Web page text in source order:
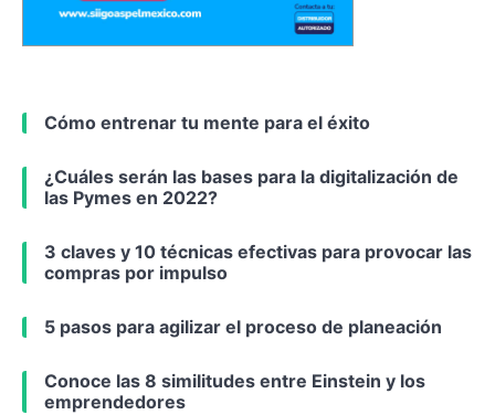
Cómo entrenar tu mente para el éxito
¿Cuáles serán las bases para la digitalización de
las Pymes en 2022?
3 claves y 10 técnicas efectivas para provocar las
compras por impulso
5 pasos para agilizar el proceso de planeación
Conoce las 8 similitudes entre Einstein y los
emprendedores